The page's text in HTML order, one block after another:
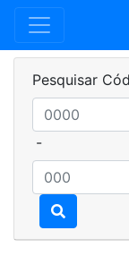
Pesquisar
-